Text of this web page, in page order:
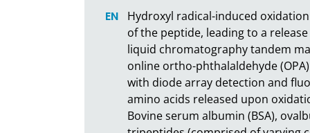
Hydroxyl radical-induced
of the peptide, leading to a
liquid chromatography tandem
online ortho-phthalaldehyde
with diode array detection and
amino acids released upon
Bovine serum albumin (BSA),